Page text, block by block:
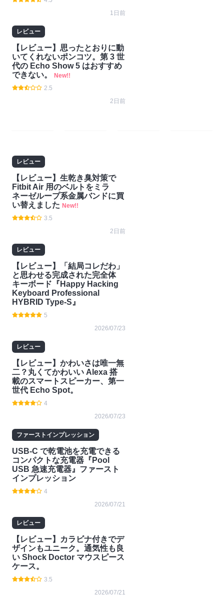
1日前
レビュー
【レビュー】思ったとおりに動
いてくれないポンコツ。第 3 世
代の Echo Show 5 はおすすめ
できない。
New!!
2.5
2日前
ジェ
ット
レビュー
【レビュー】生乾き臭対策で
Fitbit Air 用のベルトをミラ
ネーゼループ系金属バンドに買
い替えました New!!
3.5
2日前
レビュー
【レビュー】「結局コレだわ」
と思わせる完成された完全体
キーボード『Happy Hacking
Keyboard Professional
HYBRID Type-S』
5
2026/07/23
レビュー
【レビュー】かわいさは唯一無
二？丸くてかわいい Alexa 搭
載のスマートスピーカー、第一
世代 Echo Spot。
4
2026/07/23
ファーストインプレッション
USB-C で乾電池を充電できる
コンパクトな充電器『Pool
USB 急速充電器』ファースト
インプレッション
4
2026/07/21
レビュー
【レビュー】カラビナ付きでデ
ザインもユニーク。通気性も良
い Shock Doctor マウスピース
ケース。
3.5
2026/07/21